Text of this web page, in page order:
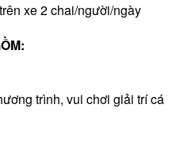
xe 2 chai/người/ngày
trình, vui chơi giải trí cá